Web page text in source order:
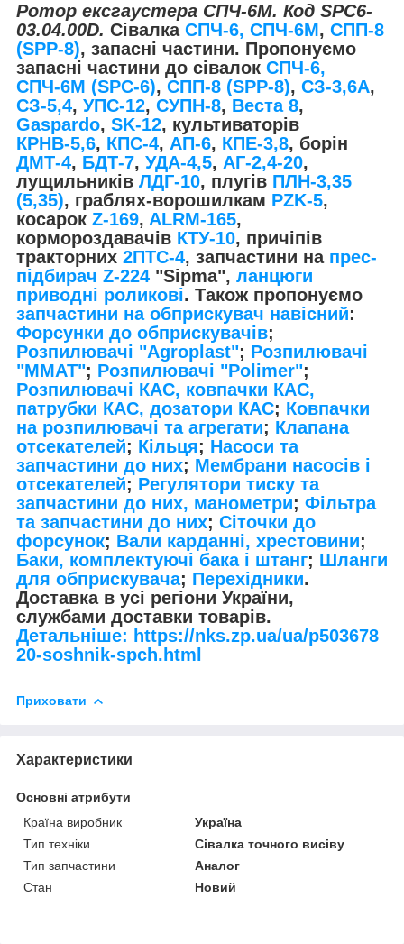
Ротор ексгаустера СПЧ-6М. Код SPC6-
03.04.00D. Сівалка СПЧ-6, СПЧ-6М, СПП-8
(SPP-8), запасні частини. Пропонуємо
запасні частини до сівалок СПЧ-6,
СПЧ-6М (ЅРС-6), СПП-8 (SPP-8), СЗ-3,6А,
СЗ-5,4, УПС-12, СУПН-8, Веста 8,
Gaspardo, SK-12, культиваторів
КРНВ-5,6, КПС-4, АП-6, КПЕ-3,8, борін
ДМТ-4, БДТ-7, УДА-4,5, АГ-2,4-20,
лущильників ЛДГ-10, плугів ПЛН-3,35
(5,35), граблях-ворошилкам PZK-5,
косарок Z-169, ALRM-165,
кормороздавачів КТУ-10, причіпів
тракторних 2ПТС-4, запчастини на прес-
підбирач Z-224 "Sipma", ланцюги
приводні роликові. Також пропонуємо
запчастини на обприскувач навісний:
Форсунки до обприскувачів;
Розпилювачі "Agroplast"; Розпилювачі
"MMAT"; Розпилювачі "Polimer";
Розпилювачі КАС, ковпачки КАС,
патрубки КАС, дозатори КАС; Ковпачки
на розпилювачі та агрегати; Клапана
отсекателей; Кільця; Насоси та
запчастини до них; Мембрани насосів і
отсекателей; Регулятори тиску та
запчастини до них, манометри; Фільтра
та запчастини до них; Сіточки до
форсунок; Вали карданні, хрестовини;
Баки, комплектуючі бака і штанг; Шланги
для обприскувача; Перехідники.
Доставка в усі регіони України,
службами доставки товарів.
Детальніше: https://nks.zp.ua/ua/p503678
20-soshnik-spch.html
Приховати
Характеристики
Основні атрибути
Країна виробник
Україна
Тип техніки
Сівалка точного висіву
Тип запчастини
Аналог
Стан
Новий